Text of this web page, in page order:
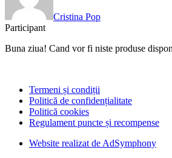
Cristina Pop
Participant
Buna ziua! Cand vor fi niste produse
Termeni și condiții
Politică de confidențialitate
Politică cookies
Regulament puncte și recompense
Website realizat de AdSymphony